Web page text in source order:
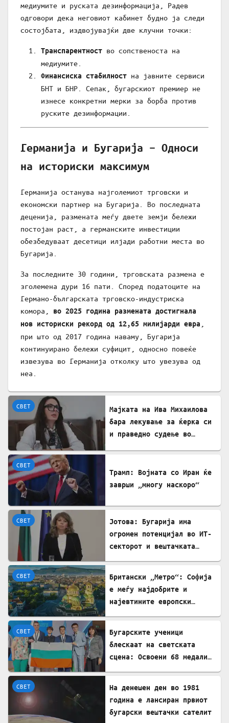
медиумите и руската дезинформација, Радев
одговори дека неговиот кабинет будно ја следи
состојбата, издвојувајќи две клучни точки:
Транспарентност во сопственоста на
медиумите.
Финансиска стабилност на јавните сервиси
БНТ и БНР. Сепак, бугарскиот премиер не
изнесе конкретни мерки за борба против
руските дезинформации.
Германија и Бугарија – Односи
на историски максимум
Германија останува најголемиот трговски и
економски партнер на Бугарија. Во последната
деценија, размената меѓу двете земји бележи
постојан раст, а германските инвестиции
обезбедуваат десетици илјади работни места во
Бугарија.
За последните 30 години, трговската размена е
зголемена дури 16 пати. Според податоците на
Германо-българската трговско-индустриска
комора, во 2025 година размената достигнала
нов историски рекорд од 12,65 милијарди евра
при што од 2017 година наваму, Бугарија
континуирано бележи суфицит, односно повеќе
извезува во Германија отколку што увезува од
неа.
СВЕТ
Мајката на Ива Михаилова
бара лекување за ќерка си
и праведно судење во
СВЕТ
Трамп: Војната со Иран ќе
заврши „многу наскоро“
СВЕТ
Јотова: Бугарија има
огромен потенцијал во ИТ-
секторот и вештачката
СВЕТ
Британски „Метро“: Софија
е меѓу најдобрите и
најевтините европски
СВЕТ
Бугарските ученици
блескаат на светската
сцена: Освоени 68 медали
СВЕТ
На денешен ден во 1981
година е лансиран првиот
бугарски вештачки сателит